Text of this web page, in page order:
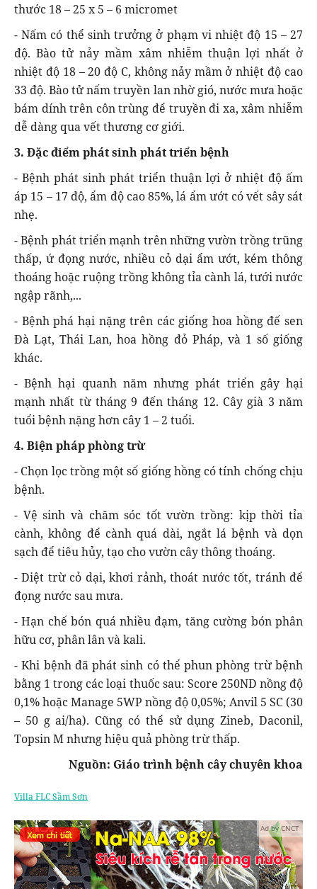
thước 18 – 25 x 5 – 6 micromet
- Nấm có thể sinh trưởng ở phạm vi nhiệt độ 15 – 27
độ. Bào tử nảy mầm xâm nhiễm thuận lợi nhất ở
nhiệt độ 18 – 20 độ C, không nảy mầm ở nhiệt độ cao
33 độ. Bào tử nấm truyền lan nhờ gió, nước mưa hoặc
bám dính trên côn trùng để truyền đi xa, xâm nhiễm
dễ dàng qua vết thương cơ giới.
3. Đặc điểm phát sinh phát triển bệnh
- Bệnh phát sinh phát triển thuận lợi ở nhiệt độ ấm
áp 15 – 17 độ, ẩm độ cao 85%, lá ẩm ướt có vết sây sát
nhẹ.
- Bệnh phát triển mạnh trên những vườn trồng trũng
thấp, ứ đọng nước, nhiều cỏ dại ẩm ướt, kém thông
thoáng hoặc ruộng trồng không tỉa cành lá, tưới nước
ngập rãnh,...
- Bệnh phá hại nặng trên các giống hoa hồng đế sen
Đà Lạt, Thái Lan, hoa hồng đỏ Pháp, và 1 số giống
khác.
- Bệnh hại quanh năm nhưng phát triển gây hại
mạnh nhất từ tháng 9 đến tháng 12. Cây già 3 năm
tuổi bệnh nặng hơn cây 1 – 2 tuổi.
4. Biện pháp phòng trừ
- Chọn lọc trồng một số giống hồng có tính chống chịu
bệnh.
- Vệ sinh và chăm sóc tốt vườn trồng: kịp thời tỉa
cành, không để cành quá dài, ngắt lá bệnh và dọn
sạch để tiêu hủy, tạo cho vườn cây thông thoáng.
- Diệt trừ cỏ dại, khơi rảnh, thoát nước tốt, tránh để
đọng nước sau mưa.
- Hạn chế bón quá nhiều đạm, tăng cường bón phân
hữu cơ, phân lân và kali.
- Khi bệnh đã phát sinh có thể phun phòng trừ bệnh
bằng 1 trong các loại thuốc sau: Score 250ND nồng độ
0,1% hoặc Manage 5WP nồng độ 0,05%; Anvil 5 SC (30
– 50 g ai/ha). Cũng có thể sử dụng Zineb, Daconil,
Topsin M nhưng hiệu quả phòng trừ thấp.
Nguồn: Giáo trình bệnh cây chuyên khoa
Villa FLC Sầm Sơn
Ad by CNCT